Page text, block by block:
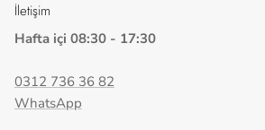
İletişim
Hafta içi 08:30 - 17:30
0312 736 36 82
WhatsApp